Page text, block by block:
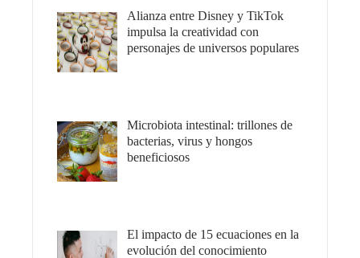
Alianza entre Disney y TikTok
impulsa la creatividad con
personajes de universos populares
Microbiota intestinal: trillones de
bacterias, virus y hongos
beneficiosos
El impacto de 15 ecuaciones en la
evolución del conocimiento